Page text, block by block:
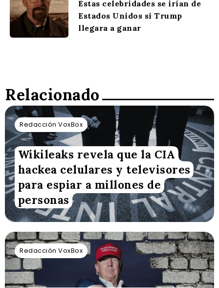
Estas celebridades se irían de
Estados Unidos si Trump
llegara a ganar
Relacionado
Redacción VoxBox
Wikileaks revela que la CIA
hackea celulares y televisores
para espiar a millones de
personas
Redacción VoxBox